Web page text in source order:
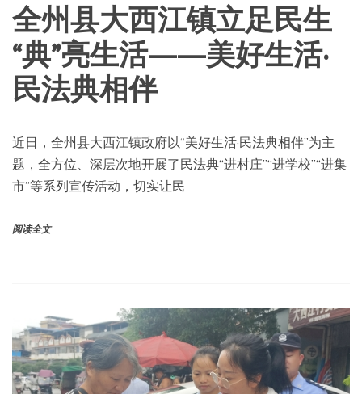
全州县大西江镇立足民生
“典”亮生活——美好生活·
民法典相伴
近日，全州县大西江镇政府以“美好生活·民法典相伴”为主
题，全方位、深层次地开展了民法典“进村庄”“进学校”“进集
市”等系列宣传活动，切实让民
阅读全文